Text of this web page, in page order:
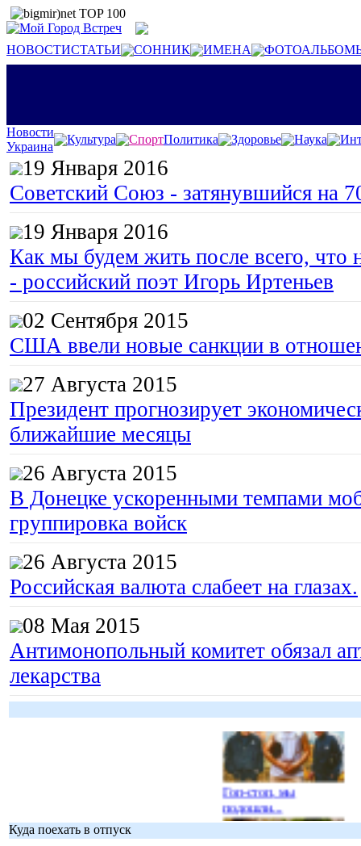
НОВОСТИСТАТЬИ СОННИК ИМЕНА
Новости
Украина
Культура СпортПолитика Здоровье Наука
19 Января 2016
Советский Союз - затянувшийся на
19 Января 2016
Как мы будем жить после всего, что
- российский поэт Игорь Иртеньев
02 Сентября 2015
США ввели новые санкции в
27 Августа 2015
Президент прогнозирует
ближайшие месяцы
26 Августа 2015
В Донецке ускоренными темпами
группировка войск
26 Августа 2015
Российская валюта слабеет на глазах.
08 Мая 2015
Антимонопольный комитет обязал
лекарства
Гоп-стоп, мы
подошли...
Куда поехать в отпуск